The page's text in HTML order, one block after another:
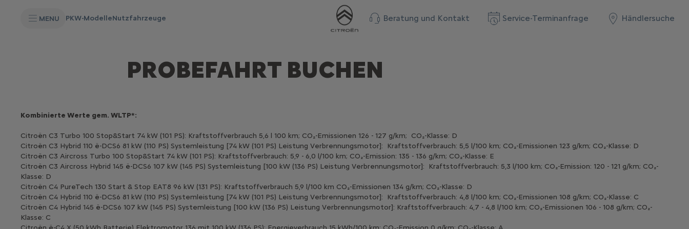
MENU PKW-ModelleNutzfahrzeuge Beratung und Kontakt Service-Terminanfrage Händlersuche
PROBEFAHRT BUCHEN
Kombinierte Werte gem. WLTP*:​
Citroën C3 Turbo 100 Stop&Start 74 kW (101 PS): Kraftstoffverbrauch 5,6 l 100 km; CO₂-Emissionen 126 - 127 g/km; CO₂-Klasse: D
Citroën C3 Hybrid 110 ë-DCS6 81 kW (110 PS) Systemleistung [74 kW (101 PS) Leistung Verbrennungsmotor]: Kraftstoffverbrauch: 5,5 l/100 km; CO₂-Emissionen 123 g/km; CO₂-Klasse: D​
Citroën C3 Aircross Turbo 100 Stop&Start 74 kW (101 PS): Kraftstoffverbrauch: 5,9 - 6,0 l/100 km; CO₂-Emission: 135 - 136 g/km; CO₂-Klasse: E
Citroën C3 Aircross Hybrid 145 ë-DCS6 107 kW (145 PS) Systemleistung [100 kW (136 PS) Leistung Verbrennungsmotor]: Kraftstoffverbrauch: 5,3 l/100 km; CO₂-Emission: 120 - 121 g/km; CO₂-
Klasse: D
Citroën C4 PureTech 130 Start & Stop EAT8 96 kW (131 PS): Kraftstoffverbrauch 5,9 l/100 km CO₂-Emissionen 134 g/km; CO₂-Klasse: D
Citroën C4 Hybrid 110 ë-DCS6 81 kW (110 PS) Systemleistung [74 kW (101 PS) Leistung Verbrennungsmotor]: Kraftstoffverbrauch: 4,8 l/100 km; CO₂-Emissionen 108 g/km; CO₂-Klasse: C
Citroën C4 Hybrid 145 ë-DCS6 107 kW (145 PS) Systemleistung [100 kW (136 PS) Leistung Verbrennungsmotor]: Kraftstoffverbrauch: 4,7 - 4,8 l/100 km; CO₂-Emissionen 106 - 108 g/km; CO₂-
Klasse: C